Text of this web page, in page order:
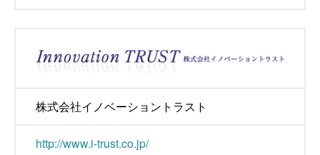
株式会社イノベーショントラスト
http://www.i-trust.co.jp/